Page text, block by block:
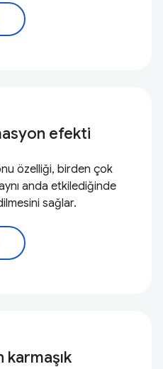
efekti
özelliği, birden çok
anda etkilediğinde
sağlar.